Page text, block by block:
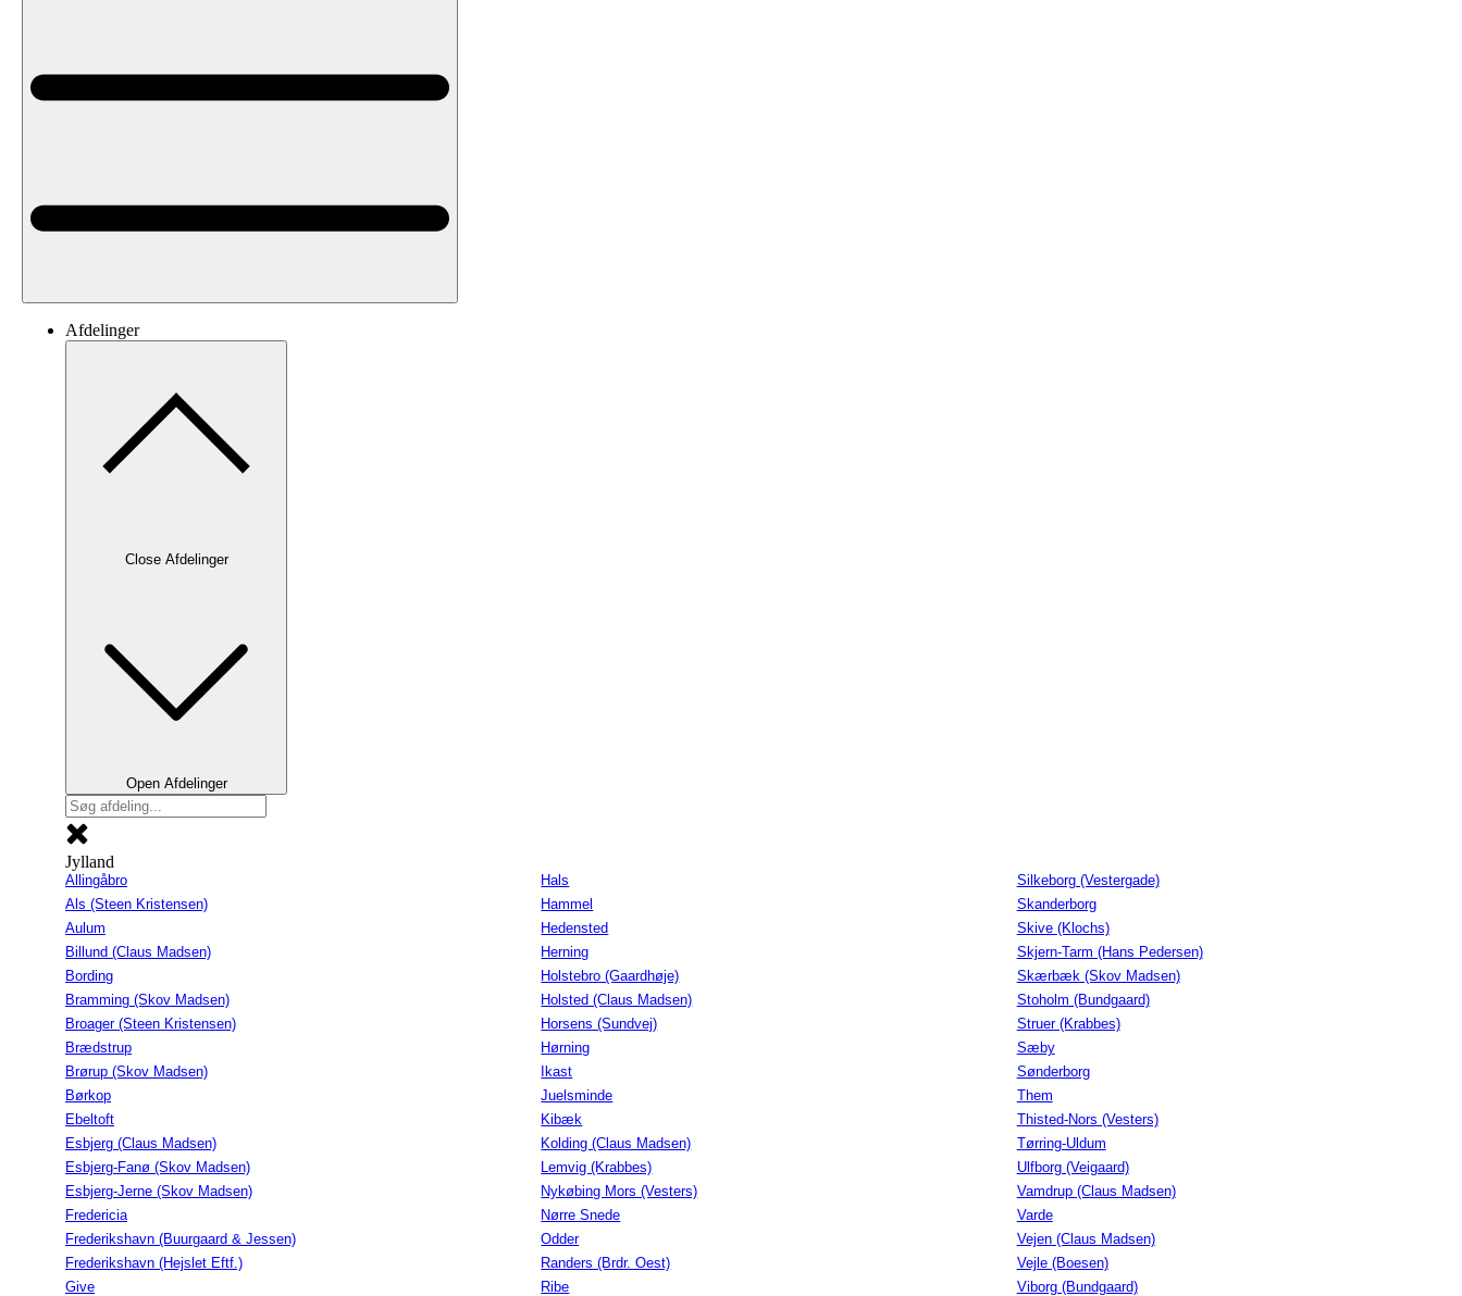
Afdelinger
Close Afdelinger
Open Afdelinger
Jylland
Allingåbro
Als (Steen Kristensen)
Aulum
Billund (Claus Madsen)
Bording
Bramming (Skov Madsen)
Broager (Steen Kristensen)
Brædstrup
Brørup (Skov Madsen)
Børkop
Ebeltoft
Esbjerg (Claus Madsen)
Esbjerg-Fanø (Skov Madsen)
Esbjerg-Jerne (Skov Madsen)
Fredericia
Frederikshavn (Buurgaard & Jessen)
Frederikshavn (Hejslet Eftf.)
Give
Hals
Hammel
Hedensted
Herning
Holstebro (Gaardhøje)
Holsted (Claus Madsen)
Horsens (Sundvej)
Hørning
Ikast
Juelsminde
Kibæk
Kolding (Claus Madsen)
Lemvig (Krabbes)
Nykøbing Mors (Vesters)
Nørre Snede
Odder
Randers (Brdr. Oest)
Ribe
Silkeborg (Vestergade)
Skanderborg
Skive (Klochs)
Skjern-Tarm (Hans Pedersen)
Skærbæk (Skov Madsen)
Stoholm (Bundgaard)
Struer (Krabbes)
Sæby
Sønderborg
Them
Thisted-Nors (Vesters)
Tørring-Uldum
Ulfborg (Veigaard)
Vamdrup (Claus Madsen)
Varde
Vejen (Claus Madsen)
Vejle (Boesen)
Viborg (Bundgaard)